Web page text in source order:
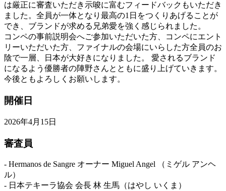
は厳正に審査いただき示唆に富むフィードバックもいただき
ました。全員が一体となり最高の1日をつくりあげることが
でき、ブランドが求める兄弟愛を強く感じられました。
コンペの事前説明会へご参加いただいた方、コンペにエント
リーいただいた方、ファイナルの会場にいらした方全員のお
陰で一層、日本が大好きになりました。 愛されるブランド
になるよう優勝者の陣野さんとともに盛り上げていきます。
今後ともよろしくお願いします。
開催日
2026年4月15日
審査員
- Hermanos de Sangre オーナー Miguel Angel （ミゲル アンヘ
ル）
- 日本テキーラ協会 会長 林 生馬（はやし いくま）